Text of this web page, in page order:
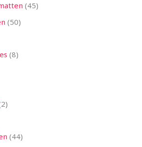
45
50
8
2
44